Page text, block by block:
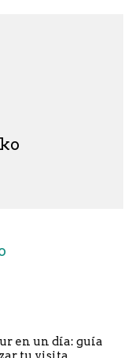
en un día: guía